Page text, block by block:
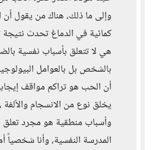
وإلى ما ذلك، هناك من يقول
كمائية في الدماغ تحدث
هي لا تتعلق بأسباب نفسية
بالشخص بل بالعوامل
أن الحب هو تراكم مواقف
يخلق نوع من الانسجام
وأسباب منطقية هو مجرد تعلق
المدرسة النفسية، وأنا شخصياً